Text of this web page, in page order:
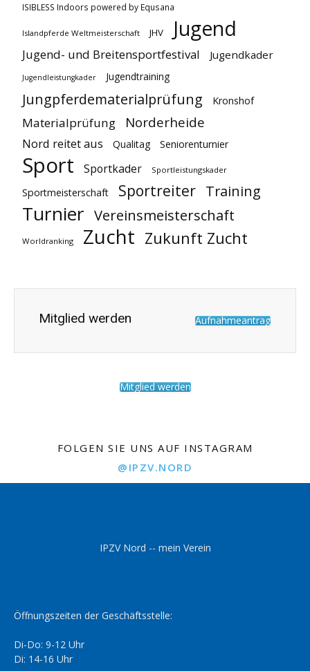
ISIBLESS Indoors powered by Equsana
Islandpferde Weltmeisterschaft JHV Jugend
Jugend- und Breitensportfestival Jugendkader
Jugendleistungkader Jugendtraining
Jungpferdematerialprüfung Kronshof
Materialprüfung Norderheide
Nord reitet aus Qualitag Seniorenturnier
Sport Sportkader Sportleistungskader
Sportmeisterschaft Sportreiter Training
Turnier Vereinsmeisterschaft
Worldranking Zucht Zukunft Zucht
Mitglied werden Aufnahmeantrag
Mitglied werden
FOLGEN SIE UNS AUF INSTAGRAM
@IPZV.NORD
IPZV Nord -- mein Verein
Öffnungszeiten der Geschäftsstelle:
Di-Do: 9-12 Uhr
Di: 14-16 Uhr